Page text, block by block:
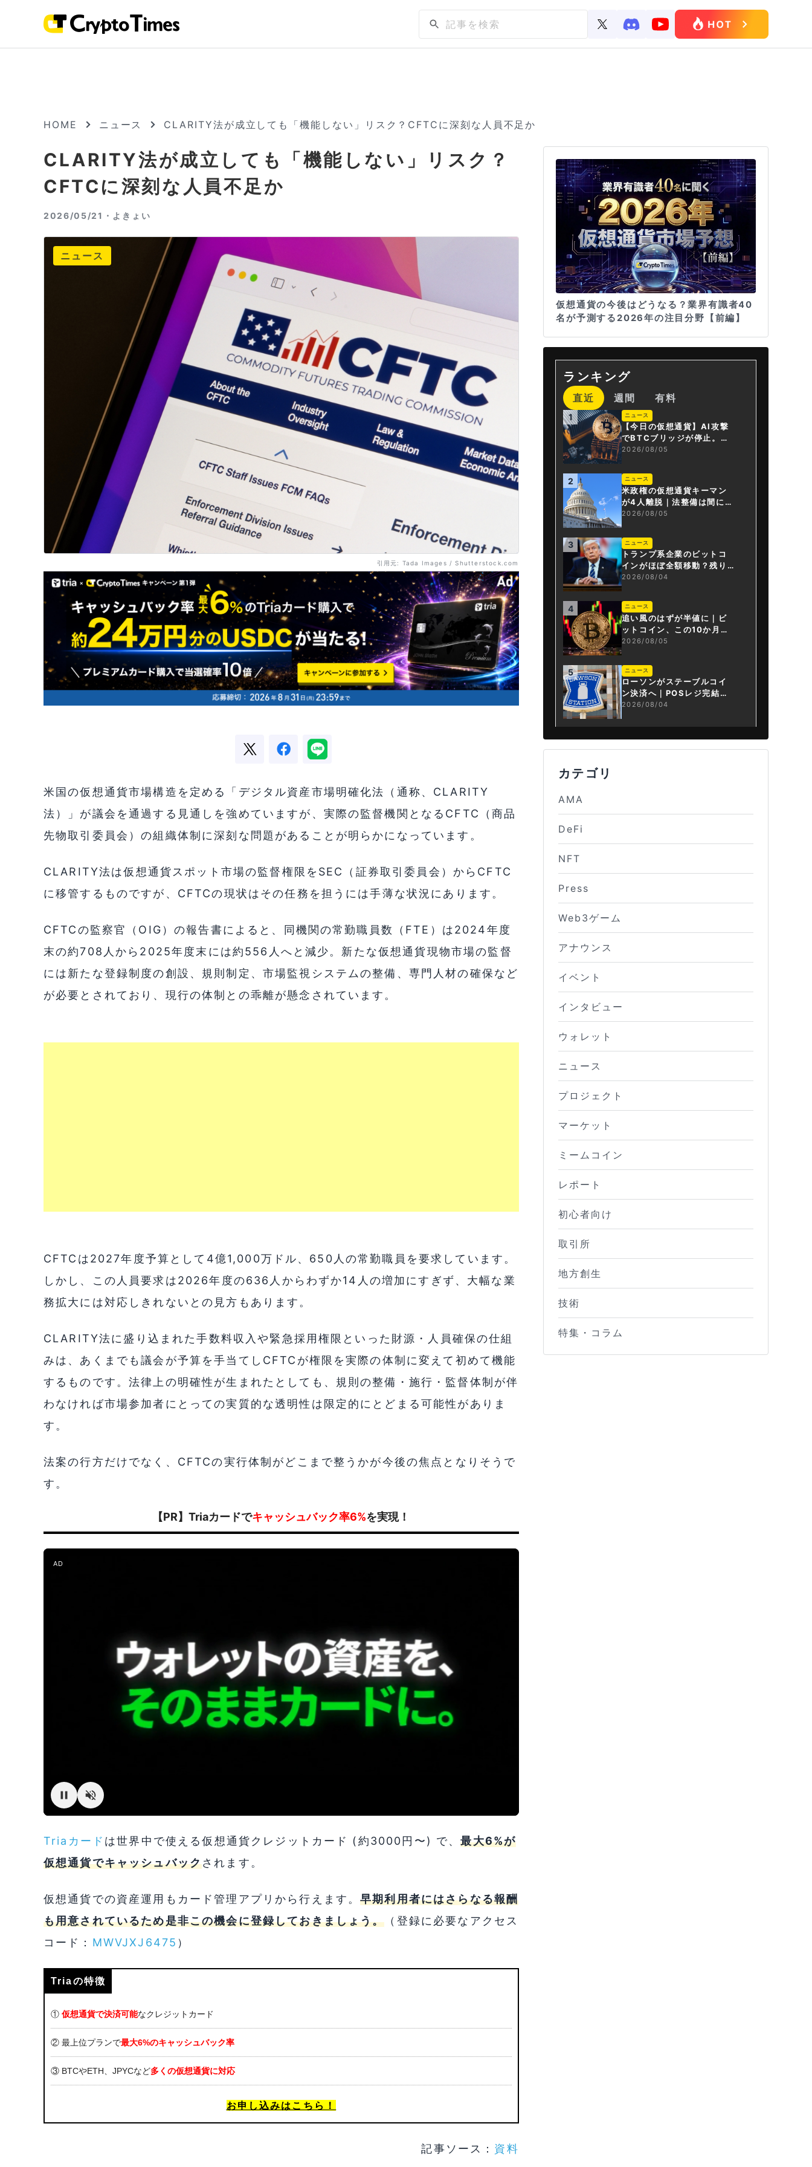
HOME ニュース CLARITY法が成立しても「機能しない」リスク？CFTCに深刻な人員不足か
CLARITY法が成立しても「機能しない」リスク？
CFTCに深刻な人員不足か
2026/05/21・ よきょい
引用元: Tada Images / Shutterstock.com
ニュース
米国の仮想通貨市場構造を定める「デジタル資産市場明確化法（通称、CLARITY
法）」が議会を通過する見通しを強めていますが、実際の監督機関となるCFTC（商品
先物取引委員会）の組織体制に深刻な問題があることが明らかになっています。
CLARITY法は仮想通貨スポット市場の監督権限をSEC（証券取引委員会）からCFTC
に移管するものですが、CFTCの現状はその任務を担うには手薄な状況にあります。
CFTCの監察官（OIG）の報告書によると、同機関の常勤職員数（FTE）は2024年度
末の約708人から2025年度末には約556人へと減少。新たな仮想通貨現物市場の監督
には新たな登録制度の創設、規則制定、市場監視システムの整備、専門人材の確保など
が必要とされており、現行の体制との乖離が懸念されています。
CFTCは2027年度予算として4億1,000万ドル、650人の常勤職員を要求しています。
しかし、この人員要求は2026年度の636人からわずか14人の増加にすぎず、大幅な業
務拡大には対応しきれないとの見方もあります。
CLARITY法に盛り込まれた手数料収入や緊急採用権限といった財源・人員確保の仕組
みは、あくまでも議会が予算を手当てしCFTCが権限を実際の体制に変えて初めて機能
するものです。法律上の明確性が生まれたとしても、規則の整備・施行・監督体制が伴
わなければ市場参加者にとっての実質的な透明性は限定的にとどまる可能性がありま
す。
法案の行方だけでなく、CFTCの実行体制がどこまで整うかが今後の焦点となりそうで
す。
【PR】Triaカードでキャッシュバック率6%を実現！
AD
Triaカード は世界中で使える仮想通貨クレジットカード (約3000円〜) で、最大6%が
仮想通貨でキャッシュバックされます。
仮想通貨での資産運用もカード管理アプリから行えます。早期利用者にはさらなる報酬
も用意されているため是非この機会に登録しておきましょう。 （登録に必要なアクセス
コード： MWVJXJ6475 ）
Triaの特徴
① 仮想通貨で決済可能なクレジットカード
② 最上位プランで最大6%のキャッシュバック率
③ BTCやETH、JPYCなど多くの仮想通貨に対応
お申し込みはこちら！
記事ソース： 資料
仮想通貨の今後はどうなる？業界有識者40
名が予測する2026年の注目分野【前編】
ランキング
直近 週間 有料
1 ニュース
【今日の仮想通貨】AI攻撃
でBTCブリッジが停止。金
融庁が「暗号資産・ステー
2026/08/05
2 ニュース
米政権の仮想通貨キーマン
が4人離脱｜法整備は間に合
うか
2026/08/05
3 ニュース
トランプ系企業のビットコ
インがほぼ全額移動？残り
は3.43BTCか
2026/08/04
4 ニュース
追い風のはずが半値に｜ビ
ットコイン、この10か月で
何が起きたか
2026/08/05
5 ニュース
ローソンがステーブルコイ
ン決済へ｜POSレジ完結は
国内初
2026/08/04
カテゴリ
AMA
DeFi
NFT
Press
Web3ゲーム
アナウンス
イベント
インタビュー
ウォレット
ニュース
プロジェクト
マーケット
ミームコイン
レポート
初心者向け
取引所
地方創生
技術
特集・コラム